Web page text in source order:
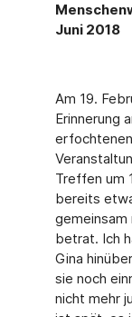
Juni 2018
Am 19.
Erinnerung
Treffen um
bereits
gemeinsam
betrat. Ich
Gina
sie noch
nicht mehr